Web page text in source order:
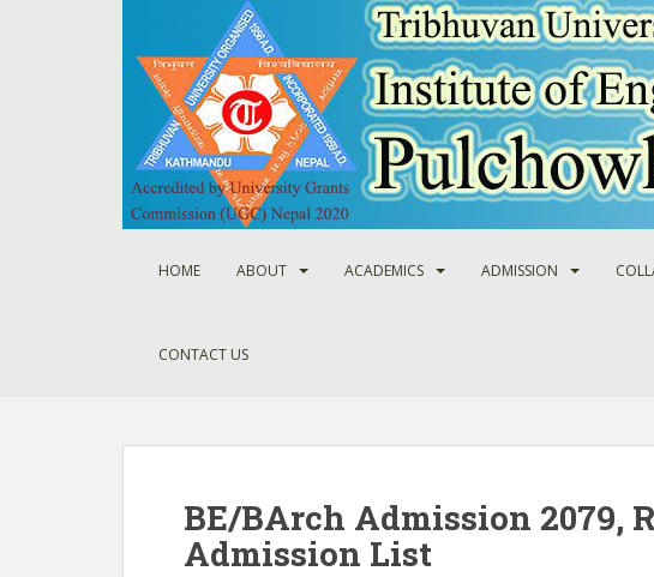
HOME ABOUT ACADEMICS ADMISSION
CONTACT US
BE/BArch Admission 2079,
Admission List